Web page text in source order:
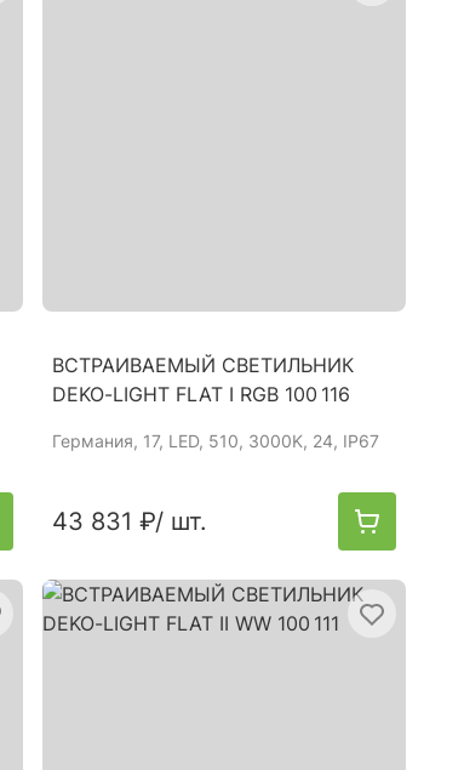
ВСТРАИВАЕМЫЙ СВЕТИЛЬНИК
DEKO-LIGHT FLAT I RGB 100 116
Германия, 17, LED, 510, 3000K, 24, IP67
43 831 ₽/ шт.